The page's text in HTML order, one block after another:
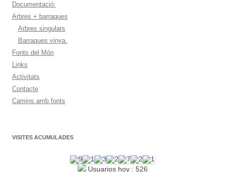
Documentació:
Arbres + barraques
Arbres singulars
Barraques vinya.
Fonts del Món
Links
Activitats
Contacte
Camins amb fonts
VISITES ACUMULADES
Usuarios hoy : 526